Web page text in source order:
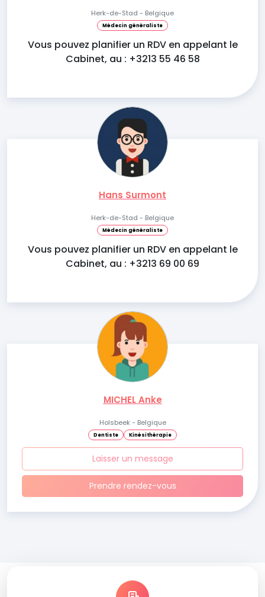
Herk-de-Stad - Belgique
Médecin généraliste
Vous pouvez planifier un RDV en appelant le
Cabinet, au : +3213 55 46 58
Hans Surmont
Herk-de-Stad - Belgique
Médecin généraliste
Vous pouvez planifier un RDV en appelant le
Cabinet, au : +3213 69 00 69
MICHEL Anke
Holsbeek - Belgique
Dentiste Kinésithérapie
Laisser un message
Prendre rendez-vous